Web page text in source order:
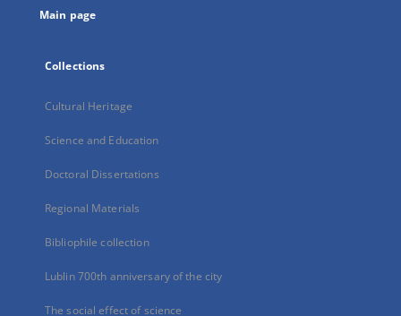
Main page
Collections
Cultural Heritage
Science and Education
Doctoral Dissertations
Regional Materials
Bibliophile collection
Lublin 700th anniversary of the city
The social effect of science